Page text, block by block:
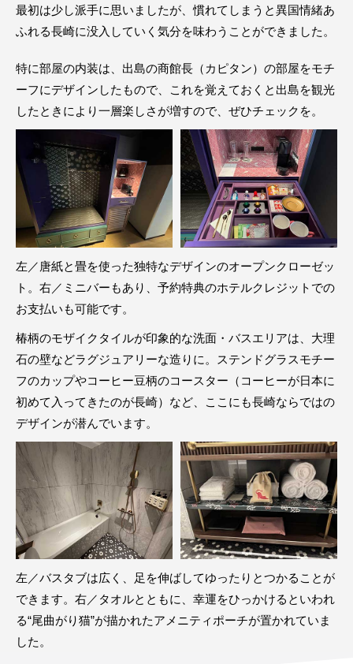
最初は少し派手に思いましたが、慣れてしまうと異国情緒あ
ふれる長崎に没入していく気分を味わうことができました。
特に部屋の内装は、出島の商館長（カピタン）の部屋をモチ
ーフにデザインしたもので、これを覚えておくと出島を観光
したときにより一層楽しさが増すので、ぜひチェックを。
左／唐紙と畳を使った独特なデザインのオープンクローゼッ
ト。右／ミニバーもあり、予約特典のホテルクレジットでの
お支払いも可能です。
椿柄のモザイクタイルが印象的な洗面・バスエリアは、大理
石の壁などラグジュアリーな造りに。ステンドグラスモチー
フのカップやコーヒー豆柄のコースター（コーヒーが日本に
初めて入ってきたのが長崎）など、ここにも長崎ならではの
デザインが潜んでいます。
左／バスタブは広く、足を伸ばしてゆったりとつかることが
できます。右／タオルとともに、幸運をひっかけるといわれ
る“尾曲がり猫”が描かれたアメニティポーチが置かれていま
した。